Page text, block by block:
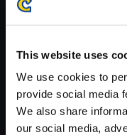
This website uses
We use cookies to
provide social media
We also share
our social media,
※ご購入いただいたファ